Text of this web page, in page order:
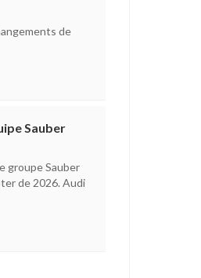
de
Sauber
groupe Sauber
de 2026. Audi